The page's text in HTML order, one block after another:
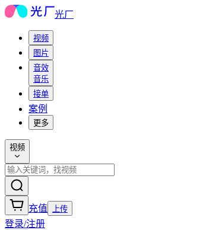
光厂
视频
图片
音效
音乐
接单
案例
更多
视频
充值 上传
登录/注册